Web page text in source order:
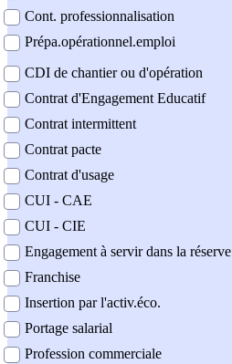
Cont. professionnalisation
Prépa.opérationnel.emploi
CDI de chantier ou d'opération
Contrat d'Engagement Educatif
Contrat intermittent
Contrat pacte
Contrat d'usage
CUI - CAE
CUI - CIE
Engagement à servir dans la réserve
Franchise
Insertion par l'activ.éco.
Portage salarial
Profession commerciale